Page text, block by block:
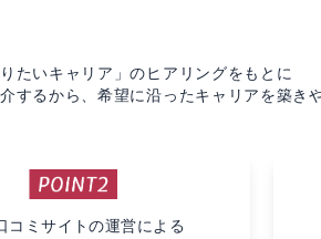
たいキャリア」のヒアリングをもとに
するから、希望に沿ったキャリアを築き
コミサイトの運営による